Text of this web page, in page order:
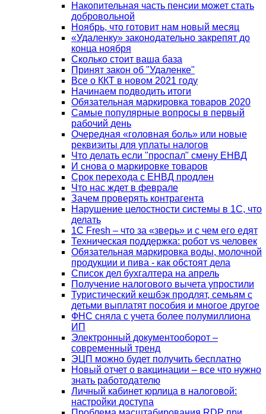
Накопительная часть пенсии может стать
добровольной
Ноябрь, что готовит нам новый месяц
«Удаленку» законодательно закрепят до
конца ноября
Сколько стоит ваша база
Принят закон об "Удаленке"
Все о ККТ в новом 2021 году
Начинаем подводить итоги
Обязательная маркировка товаров 2020
Самые популярные вопросы в первый
рабочий день
Очередная «головная боль» или новые
реквизиты для уплаты налогов
Что делать если "проспал" смену ЕНВД
И снова о маркировке товаров
Срок перехода с ЕНВД продлен
Что нас ждет в феврале
Зачем проверять контрагента
Нарушение целостности системы в 1С, что
делать
1С Fresh – что за «зверь» и с чем его едят
Техническая поддержка: робот vs человек
Обязательная маркировка воды, молочной
продукции и пива - как обстоят дела
Список дел бухгалтера на апрель
Получение налогового вычета упростили
Туристический кешбэк продлят, семьям с
детьми выплатят пособия и многое другое
ФНС сняла с учета более полумиллиона
ИП
Электронный документооборот –
современный тренд
ЭЦП можно будет получить бесплатно
Новый отчет о вакцинации – все что нужно
знать работодателю
Личный кабинет юрлица в налоговой:
настройки доступа